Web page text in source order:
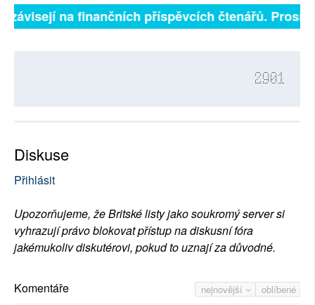
na finančních příspěvcích čtenářů.
2901
Diskuse
Přihlásit
Upozorňujeme, že Britské listy jako soukromý server si
vyhrazují právo blokovat přístup na diskusní fóra
jakémukoliv diskutérovi, pokud to uznají za důvodné.
nejnovější oblíbené
Komentáře